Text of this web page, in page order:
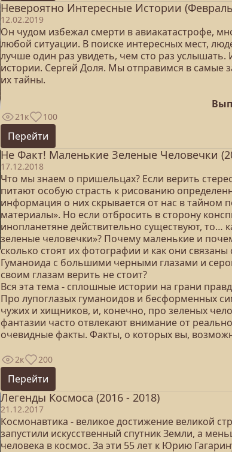
Невероятно Интересные Истории
12.02.2019
Он чудом избежал смерти в авиакатастрофе,
любой ситуации. В поиске интересных мест,
лучше один раз увидеть, чем сто раз
истории. Сергей Доля. Мы отправимся в самые
их тайны.
21к 100
Перейти
Не Факт! Маленькие Зеленые Человечки
17.12.2018
Что мы знаем о пришельцах? Если верить
питают особую страсть к рисованию
информация о них скрывается от нас в
материалы». Но если отбросить в сторону
инопланетяне действительно существуют, то…
зеленые человечки»? Почему маленькие и
сколько стоят их фотографии и как они
Гуманоида с большими черными глазами и
своим глазам верить не стоит?
Вся эта тема - сплошные истории на грани
Про лупоглазых гуманоидов и бесформенных
чужих и хищников, и, конечно, про зеленых
фантазии часто отвлекают внимание от
очевидные факты. Факты, о которых вы,
2к 200
Перейти
Легенды Космоса (2016 - 2018)
21.12.2017
Космонавтика - великое достижение великой
запустили искусственный спутник Земли, а
человека в космос. За эти 55 лет к Юрию